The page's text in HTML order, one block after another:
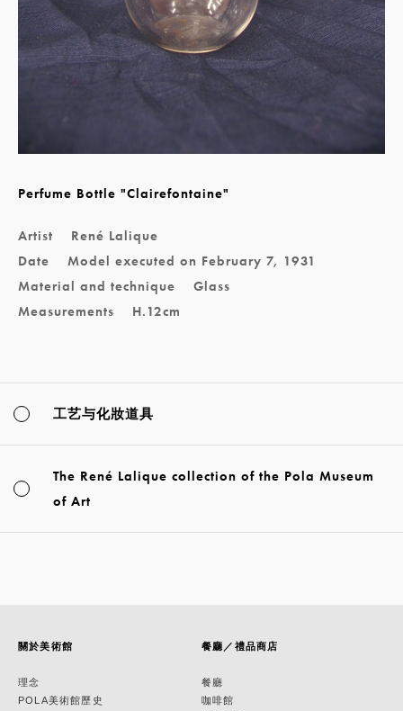
Perfume Bottle "Clairefontaine"
Artist
René Lalique
Date
Model executed on February 7, 1931
Material and technique
Glass
Measurements
H.12cm
工艺与化妝道具
The René Lalique collection of the Pola Museum
of Art
關於美術館
理念
POLA美術館歷史
餐廳／禮品商店
餐廳
咖啡館